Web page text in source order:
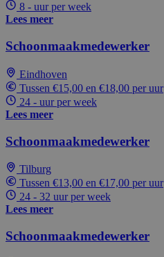
8 - uur per week
Lees meer
Schoonmaakmedewerker
Eindhoven
Tussen €15,00 en €18,00 per uur
24 - uur per week
Lees meer
Schoonmaakmedewerker
Tilburg
Tussen €13,00 en €17,00 per uur
24 - 32 uur per week
Lees meer
Schoonmaakmedewerker